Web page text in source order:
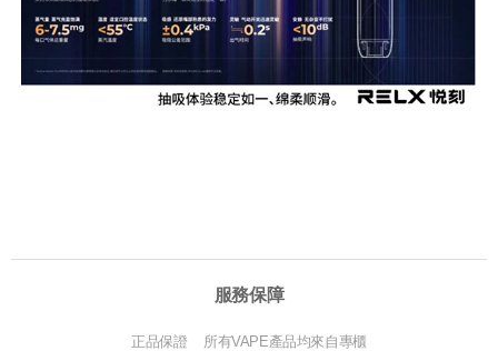
服務保障
正品保證 所有VAPE產品均來自專櫃